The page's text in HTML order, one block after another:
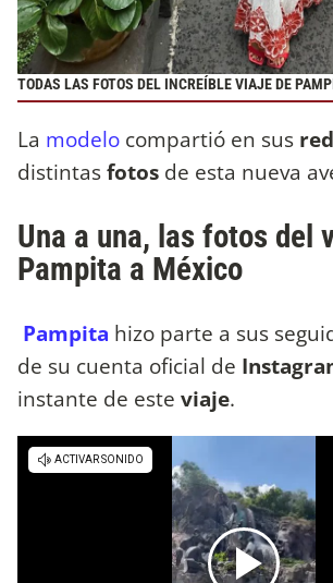
TODAS LAS FOTOS DEL INCREÍBLE VIAJE DE
La modelo compartió en sus
distintasfotos de esta nueva
Una a una, las fotos del
Pampita a México
Pampita hizo parte a sus
de su cuenta oficial de
instante de este viaje.